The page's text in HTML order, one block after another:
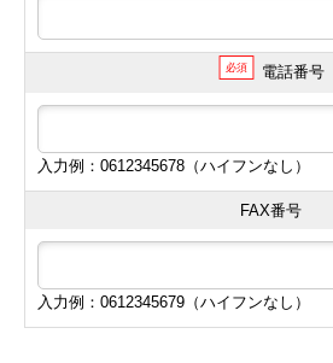
必須 電話番号
入力例：0612345678（ハイフンなし）
FAX番号
入力例：0612345679（ハイフンなし）